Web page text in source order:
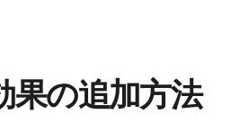
果の追加方法